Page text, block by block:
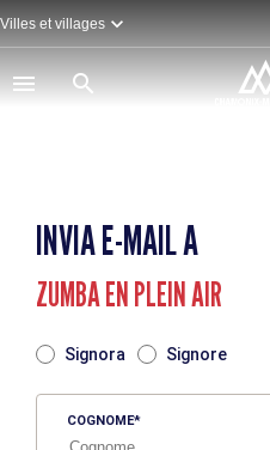
Salta
al
contenuto
principale
Villes et villages
INVIA E-MAIL A
ZUMBA EN PLEIN AIR
Signora Signore
COGNOME